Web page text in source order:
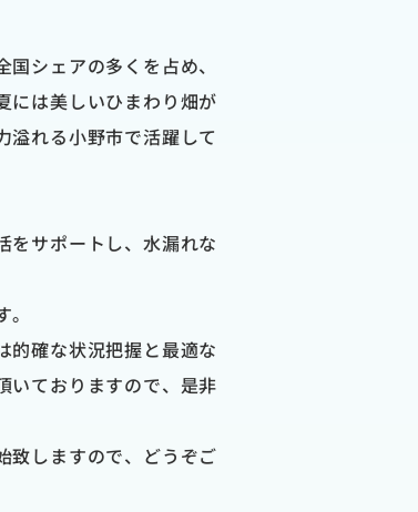
シェアの多くを占め、
には美しいひまわり畑が
溢れる小野市で活躍して
をサポートし、水漏れな
的確な状況把握と最適な
いておりますので、是非
致しますので、どうぞご